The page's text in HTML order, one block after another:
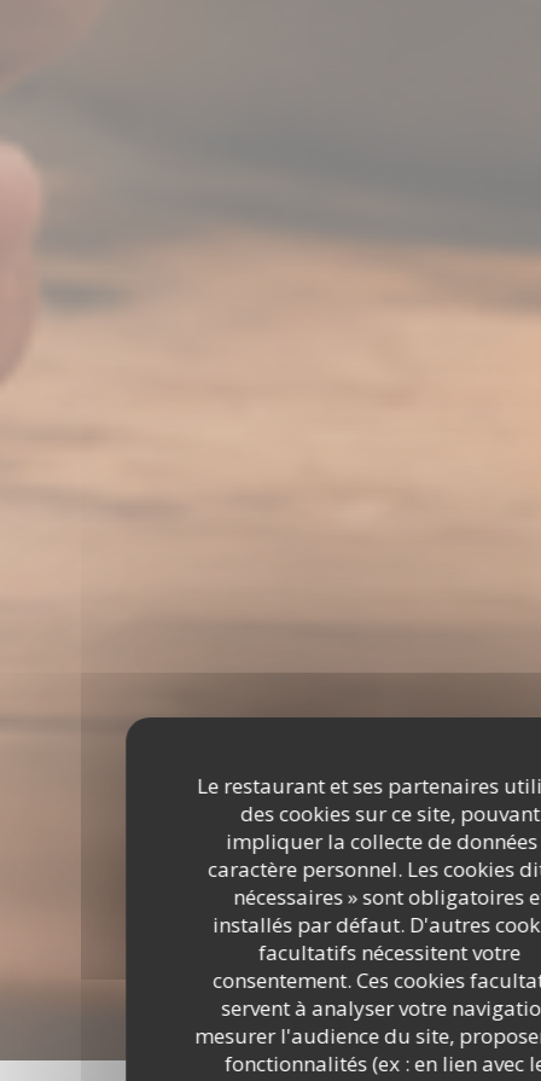
Le restaurant et ses partenaires
des cookies sur ce site, pouvant
impliquer la collecte de
caractère personnel. Les cookies
nécessaires » sont obligatoires
installés par défaut. D'autres
facultatifs nécessitent votre
consentement. Ces cookies
servent à analyser votre
mesurer l'audience du site,
fonctionnalités (ex : en lien avec